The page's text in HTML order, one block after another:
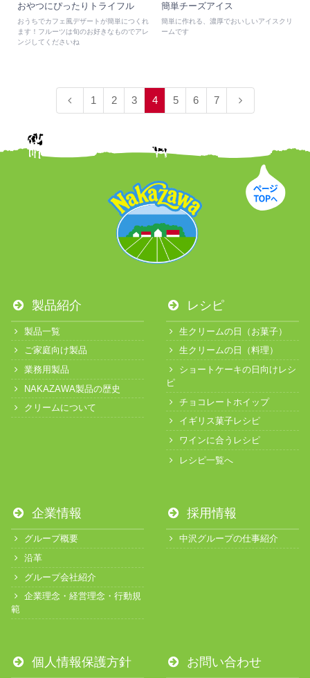
おやつにぴったりトライフル
おうちでカフェ風デザートが簡単につくれ
ます！フルーツは旬のお好きなものでアレ
ンジしてくださいね
簡単チーズアイス
簡単に作れる、濃厚でおいしいアイスクリ
ームです
1 2 3 4 5 6 7
製品紹介
製品一覧
ご家庭向け製品
業務用製品
NAKAZAWA製品の歴史
クリームについて
レシピ
生クリームの日（お菓子）
生クリームの日（料理）
ショートケーキの日向けレシ
ピ
チョコレートホイップ
イギリス菓子レシピ
ワインに合うレシピ
レシピ一覧へ
企業情報
グループ概要
沿革
グループ会社紹介
企業理念・経営理念・行動規
範
採用情報
中沢グループの仕事紹介
個人情報保護方針 お問い合わせ